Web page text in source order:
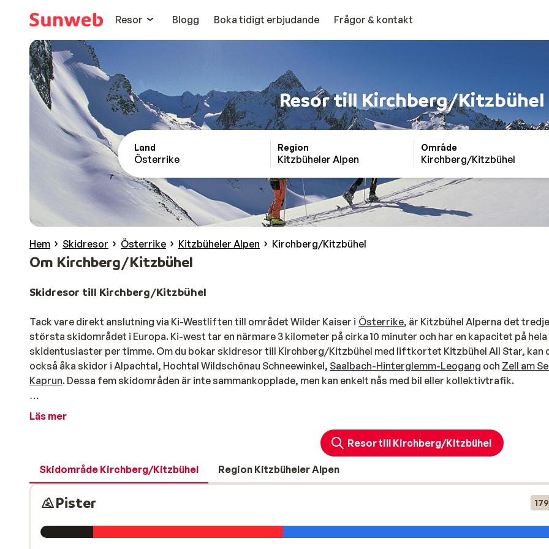
Resor
Blogg Boka tidigt erbjudande Frågor & kontakt
Resor till Kirchberg/Kitzbühel
Land
Österrike
Region
Kitzbüheler Alpen
Område
Kirchberg/Kitzbühel
Hem Skidresor Österrike Kitzbüheler Alpen Kirchberg/Kitzbühel
Om Kirchberg/Kitzbühel
Skidresor till Kirchberg/Kitzbühel
Tack vare direkt anslutning via Ki-Westliften till området Wilder Kaiser i Österrike, är Kitzbühel Alperna det tredje
största skidområdet i Europa. Ki-west tar en närmare 3 kilometer på cirka 10 minuter och har en kapacitet på hela
skidentusiaster per timme. Om du bokar skidresor till Kirchberg/Kitzbühel med liftkortet Kitzbühel All Star, kan
också åka skidor i Alpachtal, Hochtal Wildschönau Schneewinkel, Saalbach-Hinterglemm-Leogang och Zell am
Kaprun. Dessa fem skidområden är inte sammankopplade, men kan enkelt nås med bil eller kollektivtrafik.
Det legendarisk skidområdet Kirchberg
Kirchberg bildar tillsammans med Kitzbühel, Jochberg och Pass Thurn Mittersill, ett stort skidområde som kallas
Kirchberg / Kitzbühel – Kitz Ski. I detta skidområde kan både skidåkare och snowboardåkare njuta av fantastisk
åkning. På din skidsemester kan du ta del av ca 168 km välpreparerade pister. På Kitzbühelhorn ligger en riktigt
funpark för de som gillar att hoppa.
Tack vare liften mellan Kirchberg och Pass Thurn, kan du njuta av en lång dag på skidor utan att behöva ta
hem i slutet av skiddagen. Det är även möjligt att utvidga liftkortet så att det gäller i hela skidregionen och som
Läs mer
Resor till Kirchberg/Kitzbühel
Skidområde Kirchberg/Kitzbühel Region Kitzbüheler Alpen
Pister